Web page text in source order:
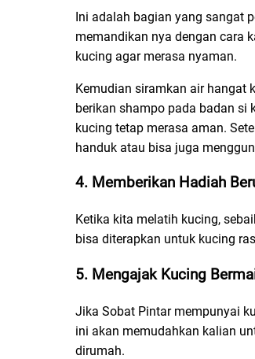
Ini adalah bagian yang sangat
memandikan nya dengan cara
kucing agar merasa nyaman.
Kemudian siramkan air hangat
berikan shampo pada badan si
kucing tetap merasa aman.
handuk atau bisa juga
4. Memberikan Hadiah
Ketika kita melatih kucing,
bisa diterapkan untuk kucing
5. Mengajak Kucing
Jika Sobat Pintar mempunyai
ini akan memudahkan kalian
dirumah.